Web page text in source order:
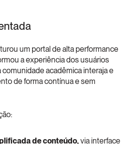
um portal de alta performance
a experiência dos usuários
comunidade acadêmica interaja e
de forma contínua e sem
de conteúdo, via interface